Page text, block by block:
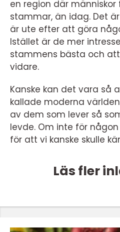
en region där
stammar, än idag. Det
är ute efter att göra
Istället är de mer
stammens bästa och
vidare.
Kanske kan det vara så
kallade moderna
av dem som lever så
levde. Om inte för
för att vi kanske skulle
Läs fler